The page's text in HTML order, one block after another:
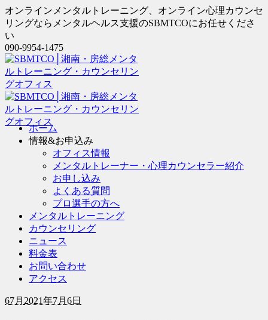
オンラインメンタルトレーニング、オンライン心理カウンセ
リングならメンタルヘルス支援のSBMTCOにお任せくださ
い
090-9954-1475
ホーム
情報&お申込み
オフィス情報
メンタルトレーナー・心理カウンセラー紹介
お申し込み
よくある質問
プロ選手の方へ
メンタルトレーニング
カウンセリング
ニュース
料金表
お問い合わせ
アクセス
67月 2021年7月6日